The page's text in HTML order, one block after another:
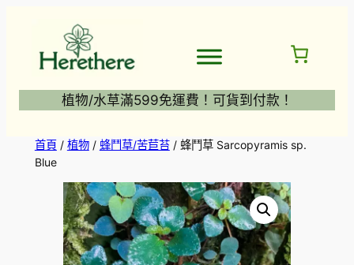
植物/水草滿599免運費！可貨到付款！
首頁/ 植物/ 蜂鬥草/苦苣苔/ 蜂鬥草 Sarcopyramis sp.
Blue